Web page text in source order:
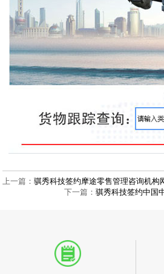
上一篇：骐秀科技签约摩途零售管理咨询机构
下一篇： 骐秀科技签约中国